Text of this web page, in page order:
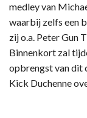
medley van
waarbij zelfs een
zij o.a. Peter Gun
Binnenkort zal
opbrengst van dit
Kick Duchenne